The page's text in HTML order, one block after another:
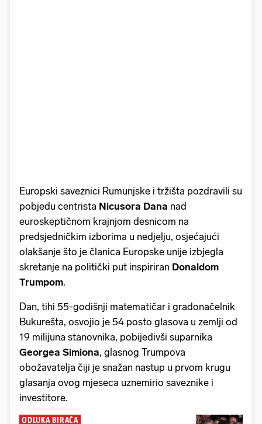
Europski saveznici Rumunjske i tržišta pozdravili su
pobjedu centrista Nicusora Dana nad
euroskeptičnom krajnjom desnicom na
predsjedničkim izborima u nedjelju, osjećajući
olakšanje što je članica Europske unije izbjegla
skretanje na politički put inspiriran Donaldom
Trumpom.
Dan, tihi 55-godišnji matematičar i gradonačelnik
Bukurešta, osvojio je 54 posto glasova u zemlji od
19 milijuna stanovnika, pobijedivši suparnika
Georgea Simiona, glasnog Trumpova
obožavatelja čiji je snažan nastup u prvom krugu
glasanja ovog mjeseca uznemirio saveznike i
investitore.
ODLUKA BIRAČA